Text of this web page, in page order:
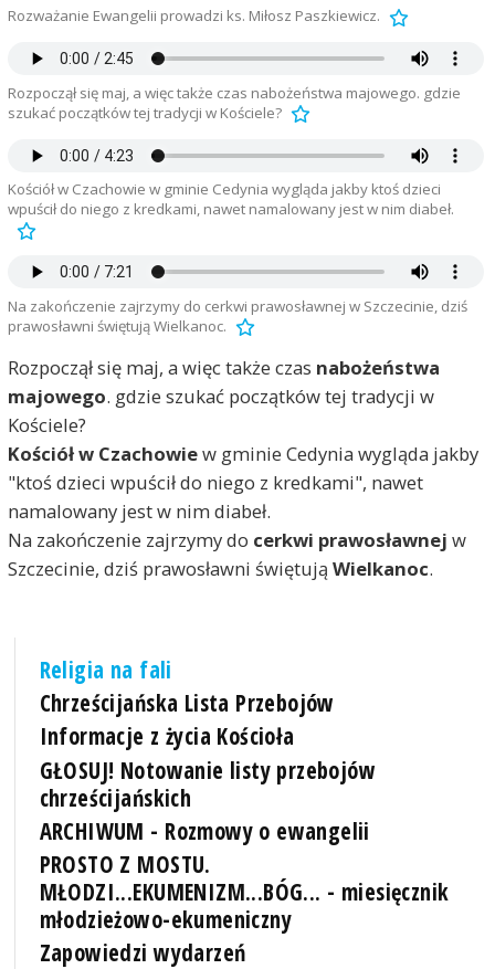
Rozważanie Ewangelii prowadzi ks. Miłosz Paszkiewicz.
Rozpoczął się maj, a więc także czas nabożeństwa majowego. gdzie
szukać początków tej tradycji w Kościele?
Kościół w Czachowie w gminie Cedynia wygląda jakby ktoś dzieci
wpuścił do niego z kredkami, nawet namalowany jest w nim diabeł.
Na zakończenie zajrzymy do cerkwi prawosławnej w Szczecinie, dziś
prawosławni świętują Wielkanoc.
Rozpoczął się maj, a więc także czas nabożeństwa
majowego. gdzie szukać początków tej tradycji w
Kościele?
Kościół w Czachowiew gminie Cedynia wygląda jakby
"ktoś dzieci wpuścił do niego z kredkami", nawet
namalowany jest w nim diabeł.
Na zakończenie zajrzymy do cerkwi prawosławnej w
Szczecinie, dziś prawosławni świętują Wielkanoc.
Religia na fali
Chrześcijańska Lista Przebojów
Informacje z życia Kościoła
GŁOSUJ! Notowanie listy przebojów
chrześcijańskich
ARCHIWUM - Rozmowy o ewangelii
PROSTO Z MOSTU.
MŁODZI...EKUMENIZM...BÓG... - miesięcznik
młodzieżowo-ekumeniczny
Zapowiedzi wydarzeń